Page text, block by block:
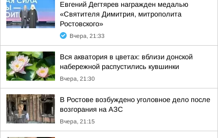
Евгений Дегтярев награжден медалью
«Святителя Димитрия, митрополита
Ростовского»
Вчера, 21:33
Вся акватория в цветах: вблизи донской
набережной распустились кувшинки
Вчера, 21:30
В Ростове возбуждено уголовное дело после
возгорания на АЗС
Вчера, 21:15